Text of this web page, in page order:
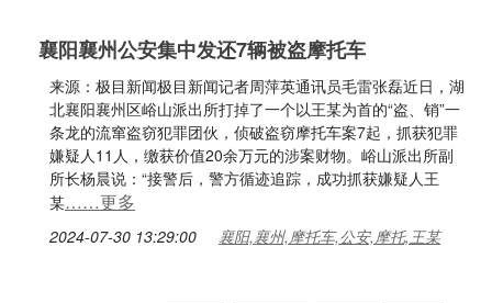
襄阳襄州公安集中发还7辆被盗摩托车
来源：极目新闻极目新闻记者周萍英通讯员毛雷张磊近日，湖
北襄阳襄州区峪山派出所打掉了一个以王某为首的“盗、销”一
条龙的流窜盗窃犯罪团伙，侦破盗窃摩托车案7起，抓获犯罪
嫌疑人11人，缴获价值20余万元的涉案财物。峪山派出所副
所长杨晨说：“接警后，警方循迹追踪，成功抓获嫌疑人王
某……更多
2024-07-30 13:29:00 襄阳,襄州,摩托车,公安,摩托,王某